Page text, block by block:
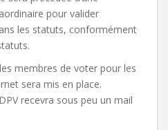
pour valider
les statuts, conformément
membres de voter pour les
sera mis en place.
recevra sous peu un mail